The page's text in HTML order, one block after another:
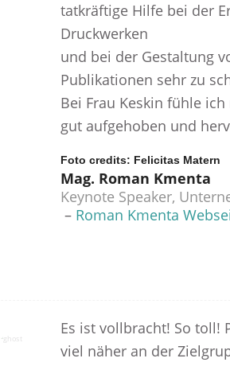
tatkräftige Hilfe bei der
Druckwerken
und bei der Gestaltung
Publikationen sehr zu
Bei Frau Keskin fühle
gut aufgehoben und
Foto credits: Felicitas Matern
Mag. Roman Kmenta
Keynote Speaker,
– Roman Kmenta
Es ist vollbracht! So toll!
viel näher an der